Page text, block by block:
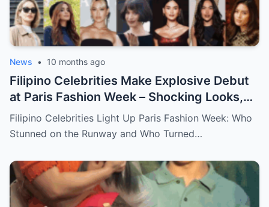
News • 10 months ago
Filipino Celebrities Make Explosive Debut
at Paris Fashion Week – Shocking Looks,
Major Statements, and What You Didn’t
See Behind the Scenes!
Filipino Celebrities Light Up Paris Fashion Week: Who
Stunned on the Runway and Who Turned…